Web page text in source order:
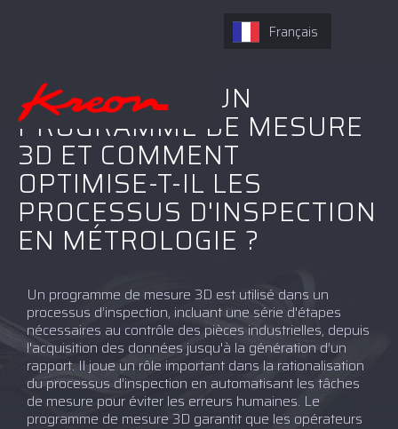
QU'EST-CE QU'UN
PROGRAMME DE MESURE
3D ET COMMENT
OPTIMISE-T-IL LES
PROCESSUS D'INSPECTION
EN MÉTROLOGIE ?
Un programme de mesure 3D est utilisé dans un
processus d’inspection, incluant une série d'étapes
nécessaires au contrôle des pièces industrielles, depuis
l'acquisition des données jusqu'à la génération d’un
rapport. Il joue un rôle important dans la rationalisation
du processus d’inspection en automatisant les tâches
de mesure pour éviter les erreurs humaines. Le
programme de mesure 3D garantit que les opérateurs
Français